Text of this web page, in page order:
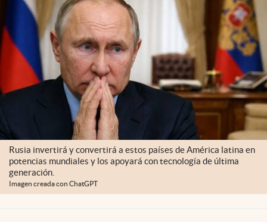
Rusia invertirá y convertirá a estos países de América latina en
potencias mundiales y los apoyará con tecnología de última
generación.
Imagen creada con ChatGPT